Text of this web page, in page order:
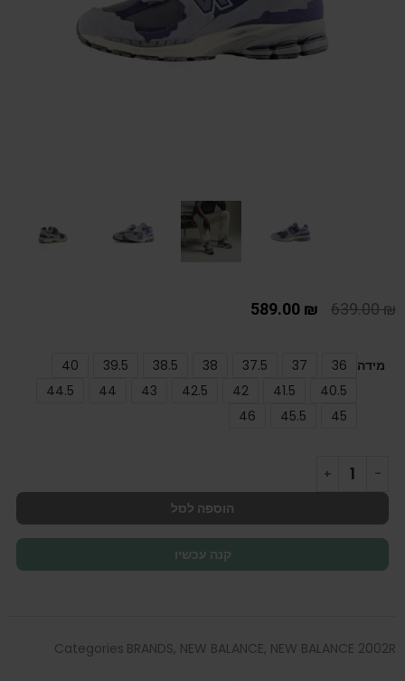
639.00₪
589.00 ₪
מידה 36
37
37.5
38
38.5
39.5
40
40.5
41.5
42
42.5
43
44
44.5
45
45.5
46
הוספה לסל
קנה עכשיו
Categories BRANDS, NEW BALANCE, NEW BALANCE 2002R